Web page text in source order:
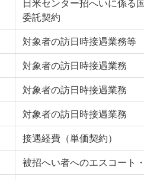
日米センター招へいに係る
委託契約
対象者の訪日時接遇業務等
対象者の訪日時接遇業務
対象者の訪日時接遇業務
対象者の訪日時接遇業務
接遇経費（単価契約）
被招へい者へのエスコート